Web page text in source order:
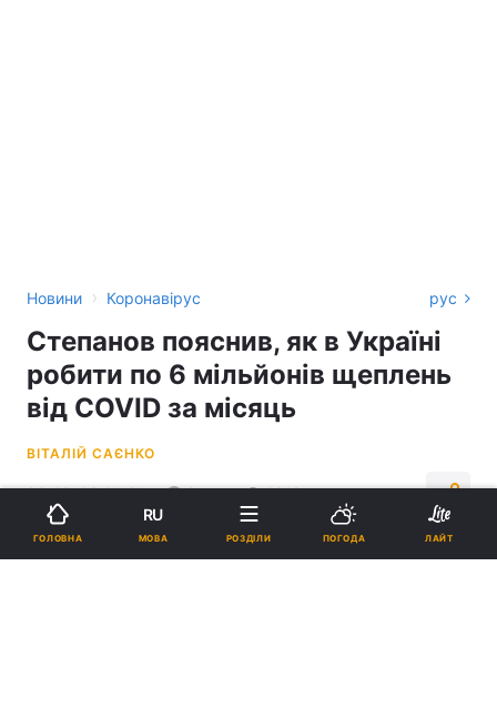
Новини › Коронавірус рус
Степанов пояснив, як в Україні
робити по 6 мільйонів щеплень
від COVID за місяць
ВІТАЛІЙ САЄНКО
00:42, 08.04.21 2 хв. 1619
Підпишіться на нас в Google
ГОЛОВНА
RU
МОВА РОЗДІЛИ ПОГОДА ЛАЙТ